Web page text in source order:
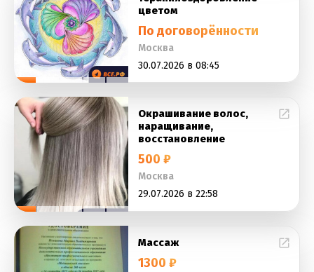
цветом
По договорённости
Москва
30.07.2026 в 08:45
Окрашивание волос,
наращивание,
восстановление
500 ₽
Москва
29.07.2026 в 22:58
Массаж
1300 ₽